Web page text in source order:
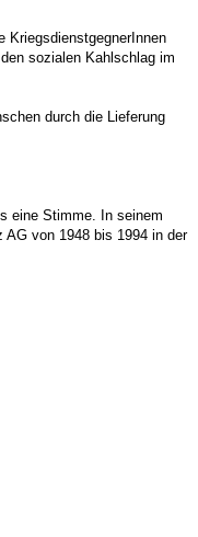
KriegsdienstgegnerInnen
sozialen Kahlschlag im
durch die Lieferung
eine Stimme. In seinem
AG von 1948 bis 1994 in der